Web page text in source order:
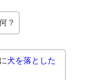
？
犬を落とした